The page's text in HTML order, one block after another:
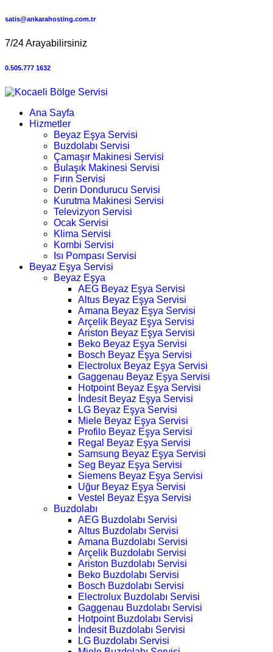
satis@ankarahosting.com.tr
7/24 Arayabilirsiniz
0.505.777 1632
Ana Sayfa
Hizmetler
Beyaz Eşya Servisi
Buzdolabı Servisi
Çamaşır Makinesi Servisi
Bulaşık Makinesi Servisi
Fırın Servisi
Derin Dondurucu Servisi
Kurutma Makinesi Servisi
Televizyon Servisi
Ocak Servisi
Klima Servisi
Kombi Servisi
Isı Pompası Servisi
Beyaz Eşya Servisi
Beyaz Eşya
AEG Beyaz Eşya Servisi
Altus Beyaz Eşya Servisi
Amana Beyaz Eşya Servisi
Arçelik Beyaz Eşya Servisi
Ariston Beyaz Eşya Servisi
Beko Beyaz Eşya Servisi
Bosch Beyaz Eşya Servisi
Electrolux Beyaz Eşya Servisi
Gaggenau Beyaz Eşya Servisi
Hotpoint Beyaz Eşya Servisi
İndesit Beyaz Eşya Servisi
LG Beyaz Eşya Servisi
Miele Beyaz Eşya Servisi
Profilo Beyaz Eşya Servisi
Regal Beyaz Eşya Servisi
Samsung Beyaz Eşya Servisi
Seg Beyaz Eşya Servisi
Siemens Beyaz Eşya Servisi
Uğur Beyaz Eşya Servisi
Vestel Beyaz Eşya Servisi
Buzdolabı
AEG Buzdolabı Servisi
Altus Buzdolabı Servisi
Amana Buzdolabı Servisi
Arçelik Buzdolabı Servisi
Ariston Buzdolabı Servisi
Beko Buzdolabı Servisi
Bosch Buzdolabı Servisi
Electrolux Buzdolabı Servisi
Gaggenau Buzdolabı Servisi
Hotpoint Buzdolabı Servisi
İndesit Buzdolabı Servisi
LG Buzdolabı Servisi